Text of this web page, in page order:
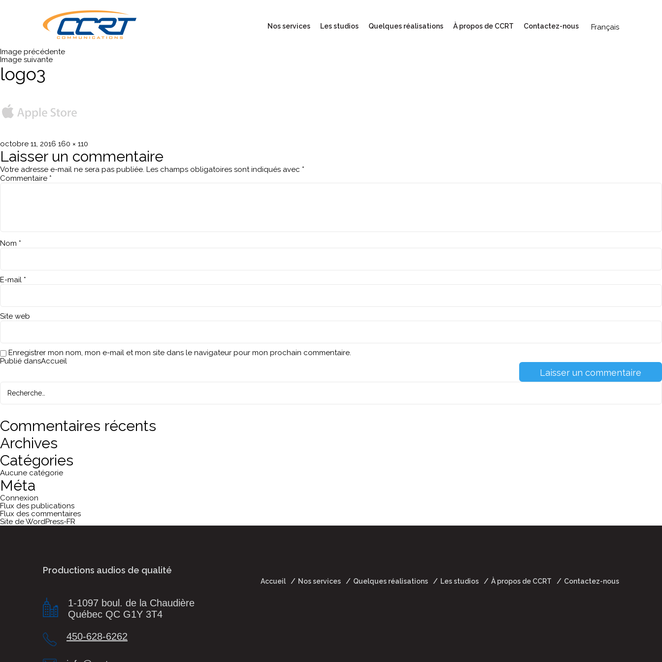
Français
Nos services Les studios Quelques réalisations À propos de CCRT Contactez-nous
Image précédente
Image suivante
logo3
Publié
le
octobre 11, 2016 Taille
160 × 110
Laisser un commentaire
Votre adresse e-mail ne sera pas publiée. Les champs obligatoires sont indiqués avec *
Commentaire *
Nom *
E-mail *
Site web
Enregistrer mon nom, mon e-mail et mon site dans le navigateur pour mon prochain commentaire.
Navigation
l’article
Publié dansAccueil
pour :
Recherche
Commentaires récents
Archives
Catégories
Aucune catégorie
Méta
Connexion
Flux des publications
Flux des commentaires
Site de WordPress-FR
Productions audios de qualité
1-1097 boul. de la Chaudière
Québec QC G1Y 3T4
450-628-6262
Accueil Nos services Quelques réalisations Les studios À propos de CCRT Contactez-nous